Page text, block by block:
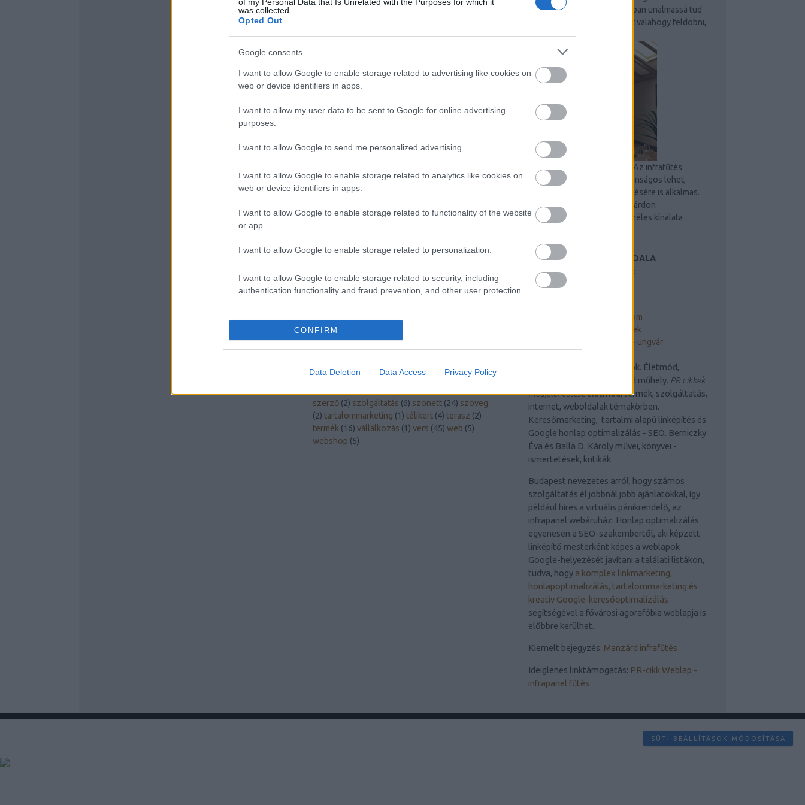
was collected.
Opted Out
Google consents
I want to allow Google to enable storage related to advertising like cookies on
web or device identifiers in apps.
I want to allow my user data to be sent to Google for online advertising
purposes.
I want to allow Google to send me personalized advertising.
I want to allow Google to enable storage related to analytics like cookies on
web or device identifiers in apps.
I want to allow Google to enable storage related to functionality of the website
or app.
I want to allow Google to enable storage related to personalization.
I want to allow Google to enable storage related to security, including
authentication functionality and fraud prevention, and other user protection.
CONFIRM
Data Deletion Data Access Privacy Policy
ezeknek az alkatrészeknek? A laptopok
modern számítógépek teljesítményében. Ezek
a komponensek...
Spórolási tipp: készíts házi zsemlemorzsát
sokszor jártál már úgy, hogy ki kellett dobnod a
kenyeret, mert már túl száraz volt? Néha
ehetünk pirítóst, de mindig az sem megoldás.
arvisura(2)autó(1)bdk (1)belsőépítészet(3)
berniczky éva(2)budapest(1 cikk (2)dizájn(1)
(2) infrafűtés
keresőmarketing(5)keresőoptimalizálás
könyv(34)kritika(32)laptop(6)mese(1)
mesterséges intelligencia
műanyag
(11) novella( 12 pánik(2)pilinszky projektum
szerző (2) szolgáltatás (6) szonett (24) szöveg
(2) tartalommarketing (1) télikert (4) terasz (2)
termék (16) vállalkozás (1) vers (45) web (5)
webshop (5)
számít. Egy idő után azonban unalmassá tud
válni, ezért érdemes lehet valahogy feldobni,
hogy ne legyen...
Manzárd tető - infra fűtés
Az infrafűtés
manzárd tető alatt is biztonságos lehet,
ahogy kültéri teraszok fűtésére is alkalmas.
Infrasugaras fűtés a manzárdon
Felhasználási területek széles kínálata
A RENDSZER NÉHÁNY OLDALA
A LEGFONTOSABB OLDALAK:
UngParty és Balládium
BDK Balládium - webirodalom
Balla D. Károj Mindenkönyvek
kárpátaljai magyarok száma - ungvár
Termékek és Szolgáltatások. Életmód,
technológia, WEB. Manzárd műhely. PR cikkek
megjelentetéseéletmód, termék, szolgáltatás,
internet, weboldalak témakörben.
Keresőmarketing, tartalmi alapú linképítés és
Google honlap optimalizálás - SEO. Berniczky
Éva és Balla D. Károly művei, könyvei -
ismertetések, kritikák.
Budapest nevezetes arról, hogy számos
szolgáltatás él jobbnál jobb ajánlatokkal, így
például híres a virtuális pánikrendelő, az
infrapanel webáruház. Honlap optimalizálás
egyenesen a SEO-szakembertől, aki képzett
linképítő mesterként képes a weblapok
Google-helyezését javítani a találati listákon,
tudva, hogy a komplex linkmarketing,
honlapoptimalizálás, tartalommarketing és
kreatív Google-keresőoptimalizálás
segítségével a fővárosi agorafóbia weblapja is
előbbre kerülhet.
Kiemelt bejegyzés: Manzárd infrafűtés
Ideiglenes linktámogatás: PR-cikk Weblap -
infrapanel fűtés
SÜTI BEÁLLÍTÁSOK MÓDOSÍTÁSA